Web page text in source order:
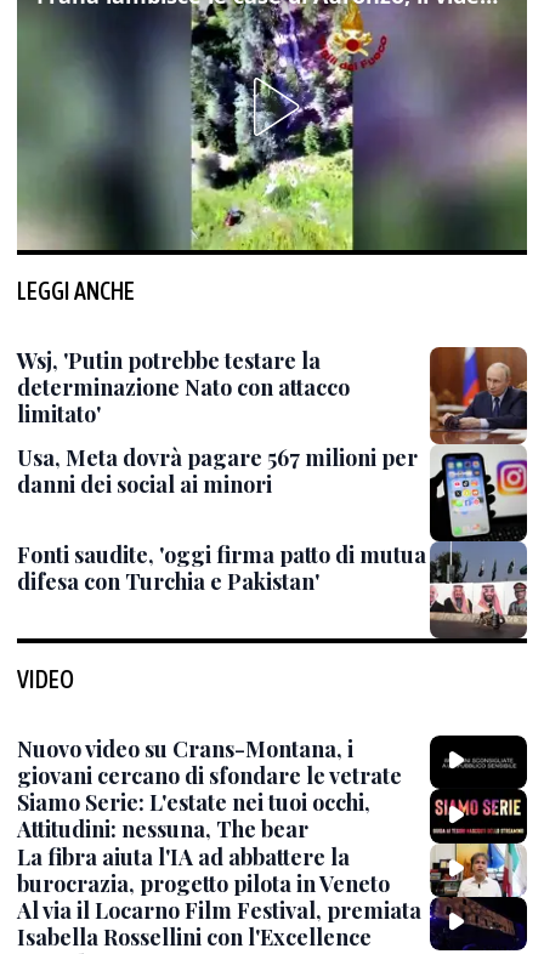
LEGGI ANCHE
Wsj, 'Putin potrebbe testare la
determinazione Nato con attacco
limitato'
Usa, Meta dovrà pagare 567 milioni per
danni dei social ai minori
Fonti saudite, 'oggi firma patto di mutua
difesa con Turchia e Pakistan'
VIDEO
Nuovo video su Crans-Montana, i
giovani cercano di sfondare le vetrate
Siamo Serie: L'estate nei tuoi occhi,
Attitudini: nessuna, The bear
La fibra aiuta l'IA ad abbattere la
burocrazia, progetto pilota in Veneto
Al via il Locarno Film Festival, premiata
Isabella Rossellini con l'Excellence